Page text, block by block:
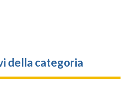
della categoria